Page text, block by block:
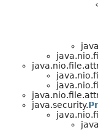
java.security.